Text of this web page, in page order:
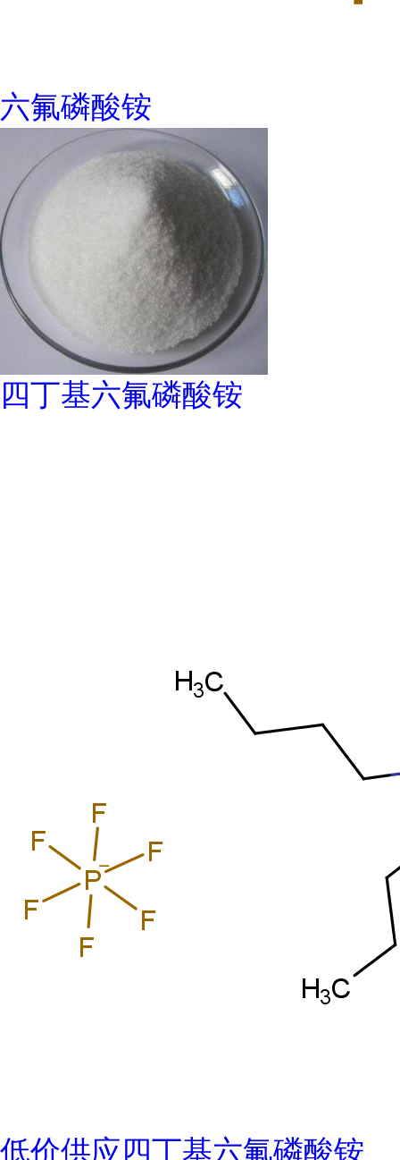
六氟磷酸铵
四丁基六氟磷酸铵
低价供应四丁基六氟磷酸铵